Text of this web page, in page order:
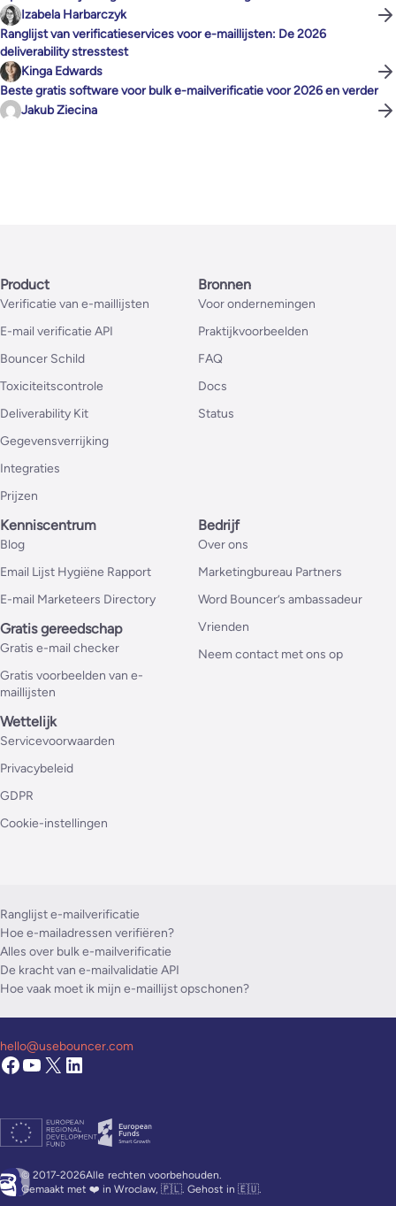
Izabela Harbarczyk
Ranglijst van verificatieservices voor e-maillijsten: De 2026
deliverability stresstest
Kinga Edwards
Beste gratis software voor bulk e-mailverificatie voor 2026 en verder
Jakub Ziecina
Product
Verificatie van e-maillijsten
E-mail verificatie API
Bouncer Schild
Toxiciteitscontrole
Deliverability Kit
Gegevensverrijking
Integraties
Prijzen
Bronnen
Voor ondernemingen
Praktijkvoorbeelden
FAQ
Docs
Status
Kenniscentrum
Blog
Email Lijst Hygiëne Rapport
E-mail Marketeers Directory
Gratis gereedschap
Gratis e-mail checker
Gratis voorbeelden van e-
maillijsten
Bedrijf
Over ons
Marketingbureau Partners
Word Bouncer’s ambassadeur
Vrienden
Neem contact met ons op
Wettelijk
Servicevoorwaarden
Privacybeleid
GDPR
Cookie-instellingen
Ranglijst e-mailverificatie
Hoe e-mailadressen verifiëren?
Alles over bulk e-mailverificatie
De kracht van e-mailvalidatie API
Hoe vaak moet ik mijn e-maillijst opschonen?
© 2017-2026Alle rechten voorbehouden.
Gemaakt met ❤️ in Wroclaw, 🇵🇱. Gehost in 🇪🇺.
hello@usebouncer.com